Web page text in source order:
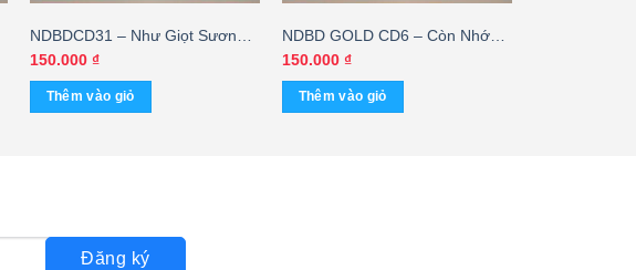
NDBDCD31 – Như Giọt Sương
Khuya – Như Mai
150.000 ₫
Thêm vào giỏ
NDBD GOLD CD6 – Còn Nhớ
Em Xin Cứ Về – Don Hồ – Ngọc
Lan – Ý Lan
150.000 ₫
Thêm vào giỏ
Đăng ký